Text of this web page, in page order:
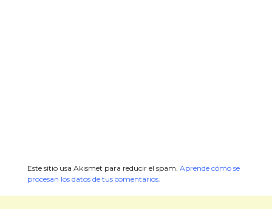
Este sitio usa Akismet para reducir el spam. Aprende cómo se
procesan los datos de tus comentarios.